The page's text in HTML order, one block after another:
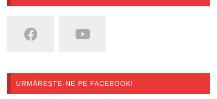
URMĂREȘTE-NE PE FACEBOOK!